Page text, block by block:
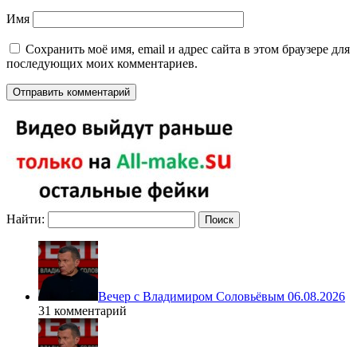
Имя
Сохранить моё имя, email и адрес сайта в этом браузере для
последующих моих комментариев.
Найти:
Вечер с Владимиром Соловьёвым 06.08.2026
31 комментарий